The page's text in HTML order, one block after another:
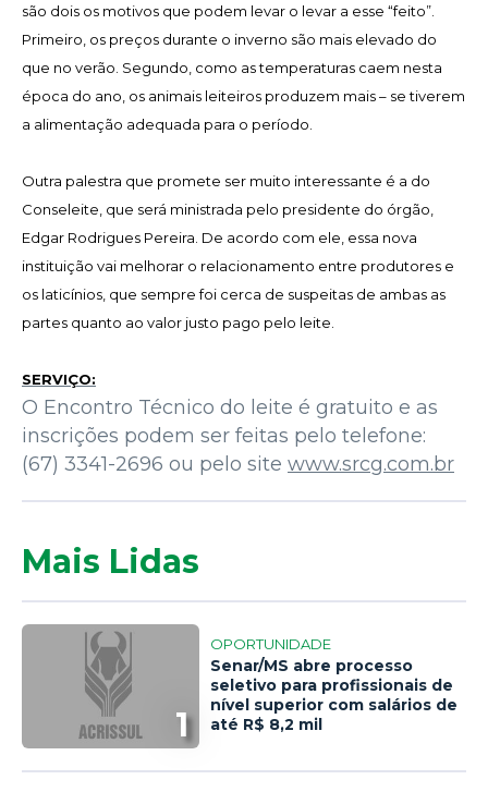
são dois os motivos que podem levar o levar a esse “feito”.
Primeiro, os preços durante o inverno são mais elevado do
que no verão. Segundo, como as temperaturas caem nesta
época do ano, os animais leiteiros produzem mais – se tiverem
a alimentação adequada para o período.
Outra palestra que promete ser muito interessante é a do
Conseleite, que será ministrada pelo presidente do órgão,
Edgar Rodrigues Pereira. De acordo com ele, essa nova
instituição vai melhorar o relacionamento entre produtores e
os laticínios, que sempre foi cerca de suspeitas de ambas as
partes quanto ao valor justo pago pelo leite.
SERVIÇO:
O Encontro Técnico do leite é gratuito e as
inscrições podem ser feitas pelo telefone:
(67) 3341-2696 ou pelo site www.srcg.com.br
Mais Lidas
1
OPORTUNIDADE
Senar/MS abre processo
seletivo para profissionais de
nível superior com salários de
até R$ 8,2 mil